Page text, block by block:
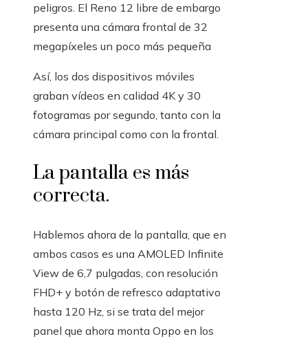
peligros. El Reno 12 libre de embargo
presenta una cámara frontal de 32
megapíxeles un poco más pequeña
Así, los dos dispositivos móviles
graban vídeos en calidad 4K y 30
fotogramas por segundo, tanto con la
cámara principal como con la frontal.
La pantalla es más
correcta.
Hablemos ahora de la pantalla, que en
ambos casos es una AMOLED Infinite
View de 6,7 pulgadas, con resolución
FHD+ y botón de refresco adaptativo
hasta 120 Hz, si se trata del mejor
panel que ahora monta Oppo en los